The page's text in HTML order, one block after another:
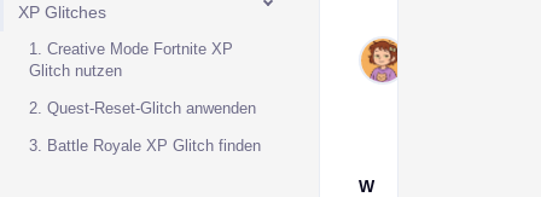
XP Glitches
1. Creative Mode Fortnite XP
Glitch nutzen
2. Quest-Reset-Glitch anwenden
3. Battle Royale XP Glitch finden
W